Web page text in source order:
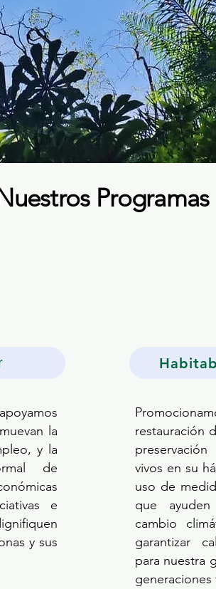
Programas
la
y la
de
e
y sus
restauración
vivos en su
uso de
que
cambio
garantizar
para nuestra
generaciones